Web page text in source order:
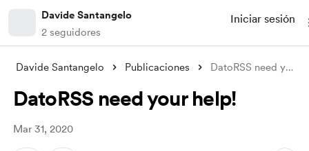
Davide Santangelo
2 seguidores
Iniciar sesión
Davide Santangelo Publicaciones DatoRSS need your help!
DatoRSS need your help!
Mar 31, 2020